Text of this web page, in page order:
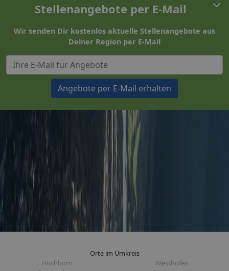
Stellenangebote per E-Mail
Wir senden Dir kostenlos aktuelle Stellenangebote aus
Deiner Region per E-Mail
Angebote per E-Mail erhalten
Orte im Umkreis
Hochborn
Westhofen